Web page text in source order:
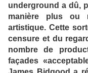
underground a dû,
manière plus ou
artistique. Cette
censure et du
nombre de
façades